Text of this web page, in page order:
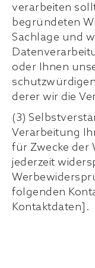
verarbeiten
begründeten
Sachlage und
oder Ihnen
derer wir die
(3)
Verarbeitung
für Zwecke der
jederzeit
folgenden
Kontaktdaten].